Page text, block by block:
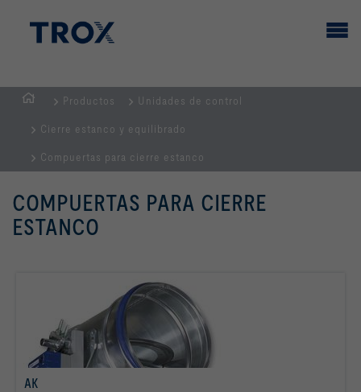
PRINCIPAL
Productos Unidades de control
Cierre estanco y equilibrado
Compuertas para cierre estanco
COMPUERTAS PARA CIERRE
ESTANCO
AK